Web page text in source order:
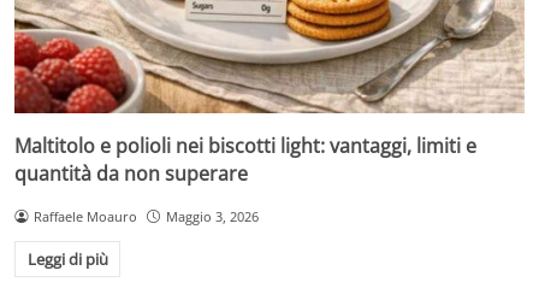
Maltitolo e polioli nei biscotti light: vantaggi, limiti e
quantità da non superare
Raffaele Moauro Maggio 3, 2026
Leggi di più